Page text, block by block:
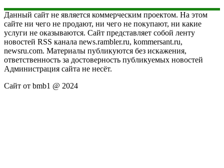
Данный сайт не является коммерческим проектом. На этом
сайте ни чего не продают, ни чего не покупают, ни какие
услуги не оказываются. Сайт представляет собой ленту
новостей RSS канала news.rambler.ru, kommersant.ru,
newsru.com. Материалы публикуются без искажения,
ответственность за достоверность публикуемых новостей
Администрация сайта не несёт.
Сайт от bmb1 @ 2024